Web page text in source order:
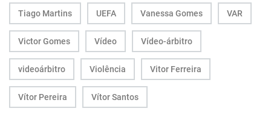
Tiago Martins UEFA Vanessa Gomes VAR
Victor Gomes Vídeo Vídeo-árbitro
videoárbitro Violência Vitor Ferreira
Vítor Pereira Vítor Santos